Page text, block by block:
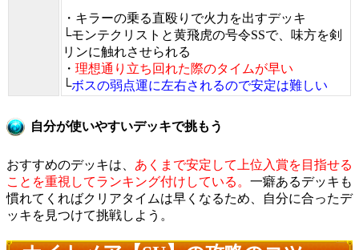
・キラーの乗る直殴りで火力を出すデッキ
└モンテクリストと黄飛虎の号令SSで、味方を剣
リンに触れさせられる
・ 理想通り立ち回れた際のタイムが早い
└ボスの弱点運に左右されるので安定は難しい
自分が使いやすいデッキで挑もう
おすすめのデッキは、 あくまで安定して上位入賞を目指せる
ことを重視してランキング付けしている。 一癖あるデッキも
慣れてくればクリアタイムは早くなるため、自分に合ったデ
ッキを見つけて挑戦しよう。